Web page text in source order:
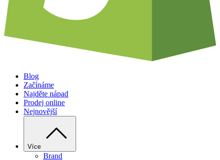
Blog
Začínáme
Najděte nápad
Prodej online
Nejnovější
Více
Brand